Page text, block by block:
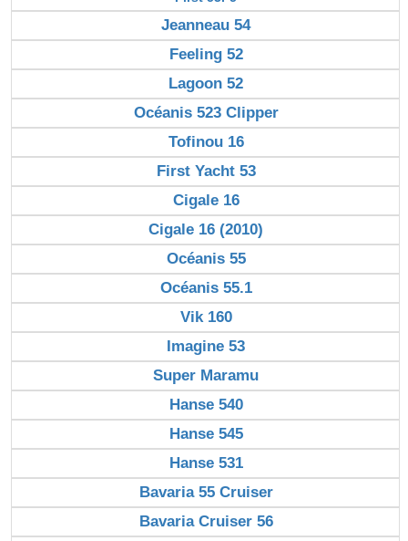
Jeanneau 54
Feeling 52
Lagoon 52
Océanis 523 Clipper
Tofinou 16
First Yacht 53
Cigale 16
Cigale 16 (2010)
Océanis 55
Océanis 55.1
Vik 160
Imagine 53
Super Maramu
Hanse 540
Hanse 545
Hanse 531
Bavaria 55 Cruiser
Bavaria Cruiser 56